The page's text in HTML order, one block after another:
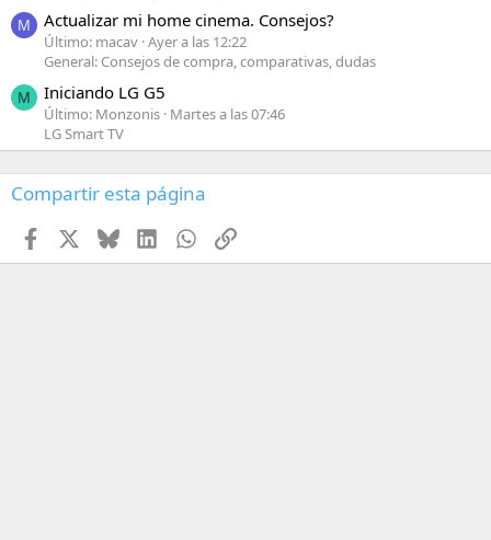
M Actualizar mi home cinema. Consejos?
Último: macav Ayer a las 12:22
General: Consejos de compra, comparativas, dudas
M Iniciando LG G5
Último: Monzonis Martes a las 07:46
LG Smart TV
Compartir esta página
Facebook BlueskyLinkedInWhatsApp
Enlace